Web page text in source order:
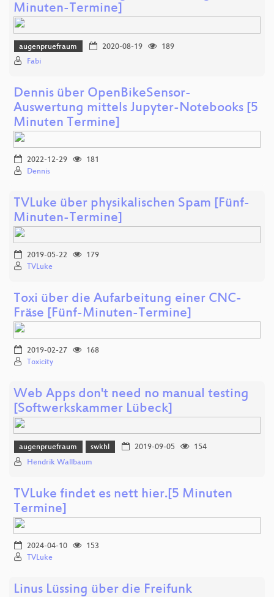
Minuten-Termine]
augenpruefraum 2020-08-19
189
Fabi
Dennis über OpenBikeSensor-
Auswertung mittels Jupyter-Notebooks [5
Minuten Termine]
2022-12-29
181
Dennis
TVLuke über physikalischen Spam [Fünf-
Minuten-Termine]
2019-05-22
179
TVLuke
Toxi über die Aufarbeitung einer CNC-
Fräse [Fünf-Minuten-Termine]
2019-02-27
168
Toxicity
Web Apps don't need no manual testing
[Softwerkskammer Lübeck]
augenpruefraum swkhl 2019-09-05
154
Hendrik Wallbaum
TVLuke findet es nett hier.[5 Minuten
Termine]
2024-04-10
153
TVLuke
Linus Lüssing über die Freifunk